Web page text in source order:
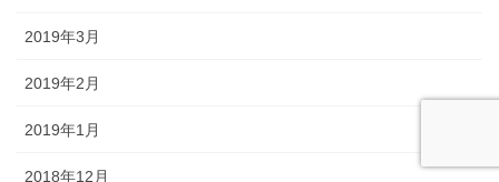
2019年3月
2019年2月
2019年1月
2018年12月